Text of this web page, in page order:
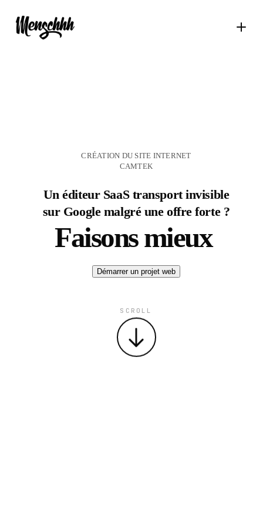
CRÉATION DU SITE INTERNET
CAMTEK
Un éditeur SaaS transport invisible
sur Google malgré une offre forte ?
Faisons mieux.
Démarrer un projet web
SCROLL